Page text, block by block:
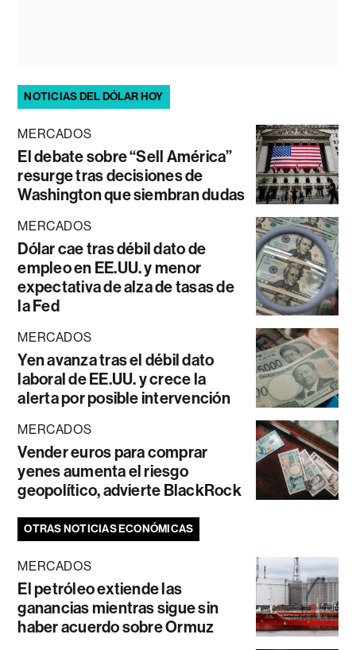
NOTICIAS DEL DÓLAR HOY
MERCADOS
El debate sobre “Sell América”
resurge tras decisiones de
Washington que siembran dudas
MERCADOS
Dólar cae tras débil dato de
empleo en EE.UU. y menor
expectativa de alza de tasas de
la Fed
MERCADOS
Yen avanza tras el débil dato
laboral de EE.UU. y crece la
alerta por posible intervención
MERCADOS
Vender euros para comprar
yenes aumenta el riesgo
geopolítico, advierte BlackRock
OTRAS NOTICIAS ECONÓMICAS
MERCADOS
El petróleo extiende las
ganancias mientras sigue sin
haber acuerdo sobre Ormuz